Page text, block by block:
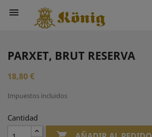

PARXET, BRUT RESERVA
18,80 €
Impuestos incluidos
Cantidad